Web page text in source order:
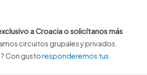
a Croacia o solicítanos más
circuitos grupales y privados.
Con gustoresponderemos tus